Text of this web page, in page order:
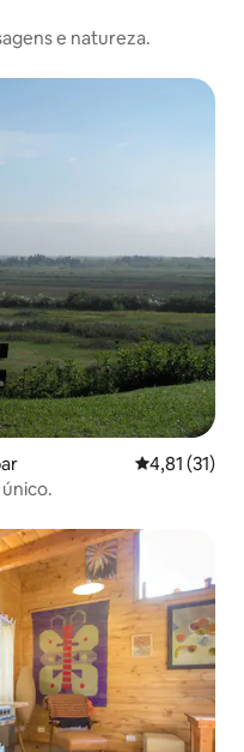
e natureza.
4,81 de uma
4,81 (31)